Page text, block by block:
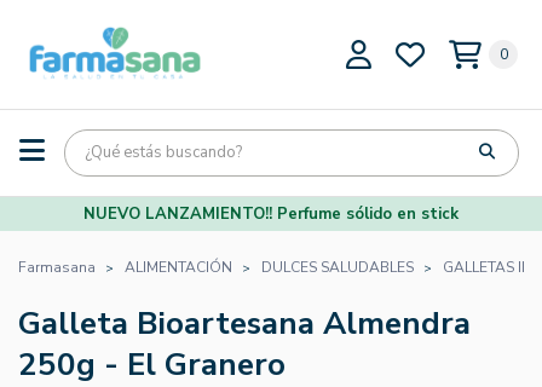
0
NUEVO LANZAMIENTO!! Perfume sólido en stick
Farmasana ALIMENTACIÓN DULCES SALUDABLES GALLETAS
Galleta Bioartesana Almendra
250g - El Granero